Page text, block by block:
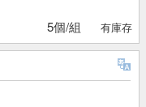
5個/組 有庫存